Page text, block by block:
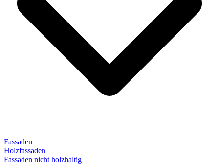
Fassaden
Holzfassaden
Fassaden nicht holzhaltig